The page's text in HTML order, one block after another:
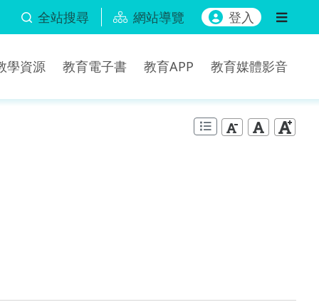
全站搜尋 網站導覽 登入
學資源 教育電子書 教育APP 教育媒體影音